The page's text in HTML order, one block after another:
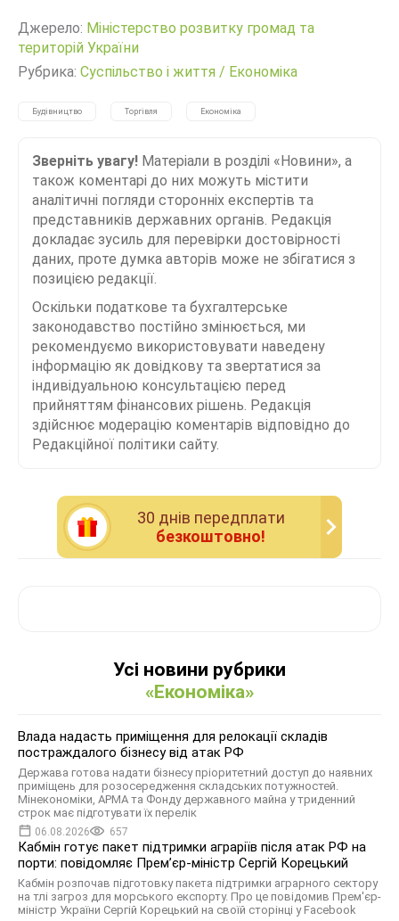
Джерело: Міністерство розвитку громад та
територій України
Рубрика: Суспільство і життя / Економіка
Будівництво Торгівля Економіка
Зверніть увагу! Матеріали в розділі «Новини», а
також коментарі до них можуть містити
аналітичні погляди сторонніх експертів та
представників державних органів. Редакція
докладає зусиль для перевірки достовірності
даних, проте думка авторів може не збігатися з
позицією редакції.
Оскільки податкове та бухгалтерське
законодавство постійно змінюється, ми
рекомендуємо використовувати наведену
інформацію як довідкову та звертатися за
індивідуальною консультацією перед
прийняттям фінансових рішень. Редакція
здійснює модерацію коментарів відповідно до
Редакційної політики сайту.
30 днiв передплати
безкоштовно!
Усі новини рубрики
«Економіка»
Влада надасть приміщення для релокації складів
постраждалого бізнесу від атак РФ
Держава готова надати бізнесу пріоритетний доступ до наявних
приміщень для розосередження складських потужностей.
Мінекономіки, АРМА та Фонду державного майна у триденний
строк має підготувати їх перелік
06.08.2026 657
Кабмін готує пакет підтримки аграріїв після атак РФ на
порти: повідомляє Прем’єр-міністр Сергій Корецький
Кабмін розпочав підготовку пакета підтримки аграрного сектору
на тлі загроз для морського експорту. Про це повідомив Прем'єр-
міністр України Сергій Корецький на своїй сторінці у Facebook